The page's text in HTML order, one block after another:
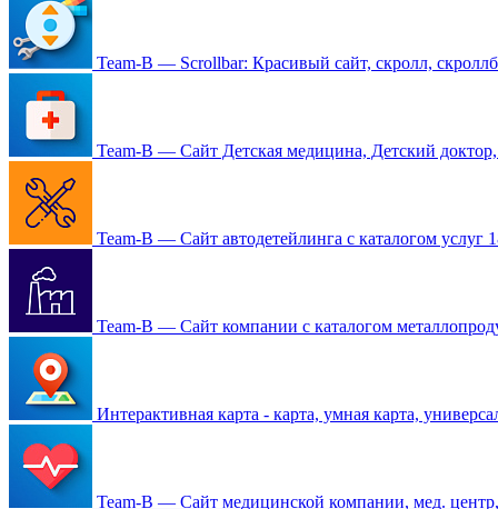
Team-B — Scrollbar: Красивый сайт, скролл,
Team-B — Сайт Детская медицина, Детский
Team-B — Сайт автодетейлинга с каталогом услуг
Team-B — Сайт компании с каталогом
Интерактивная карта - карта, умная карта,
Team-B — Сайт медицинской компании, мед.